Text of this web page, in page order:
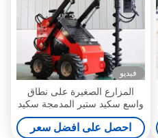
فيديو
المزارع الصغيرة على نطاق
واسع سكيد ستير المدمجة سكيد
ستير محمل 1000lbs-1500lbs
احصل على افضل سعر